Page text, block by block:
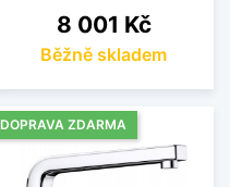
Cena
8 001 Kč
Běžně skladem
DOPRAVA ZDARMA